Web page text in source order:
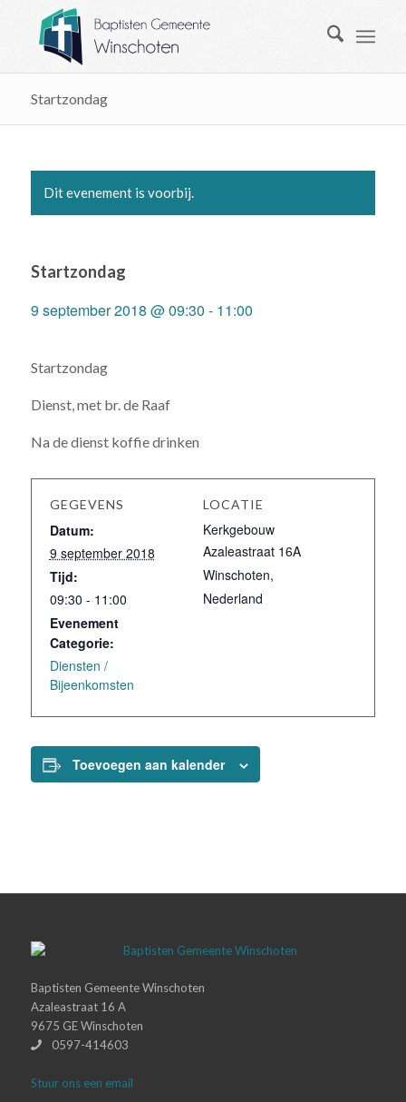
Startzondag
Dit evenement is voorbij.
Startzondag
9 september 2018 @ 09:30 - 11:00
Startzondag
Dienst, met br. de Raaf
Na de dienst koffie drinken
GEGEVENS
Datum:
9 september 2018
Tijd:
09:30 - 11:00
Evenement
Categorie:
Diensten /
Bijeenkomsten
LOCATIE
Kerkgebouw
Azaleastraat 16A
Winschoten,
Nederland
Toevoegen aan kalender
Baptisten Gemeente Winschoten
Azaleastraat 16 A
9675 GE Winschoten
0597-414603
Stuur ons een email